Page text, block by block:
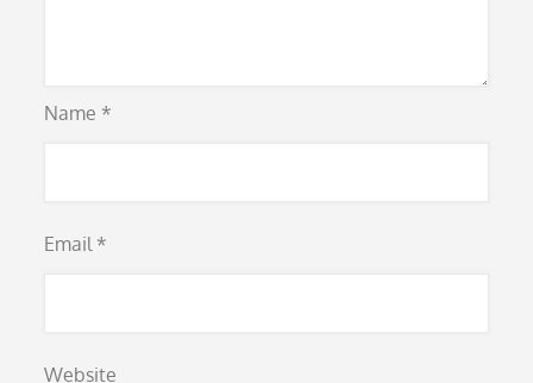
Name *
Email *
Website